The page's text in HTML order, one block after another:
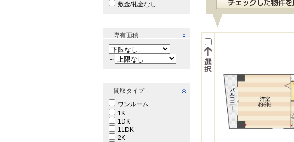
敷金/礼金なし
専有面積
～
間取タイプ
ワンルーム
1K
1DK
1LDK
2K